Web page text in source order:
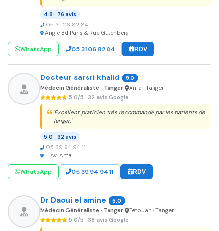
4.8 · 76 avis
05 31 06 82 84
Angle Bd Paris & Rue Gutenberg
WhatsApp 05 31 06 82 84 RDV
Docteur sarsri khalid 5.0
Médecin Généraliste · Tanger•
Anfa · Tanger
5.0/5 · 32 avis Google
"Excellent praticien très recommandé par les patients de
Tanger."
5.0 · 32 avis
05 39 94 94 11
11 Av. Anfa
WhatsApp 05 39 94 94 11 RDV
Dr Daoui el amine 5.0
Médecin Généraliste · Tanger•
Tetouan · Tanger
5.0/5 · 38 avis Google